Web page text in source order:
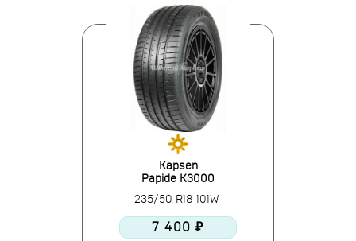
Kapsen
Papide K3000
235/50 R18 101W
7 400 ₽